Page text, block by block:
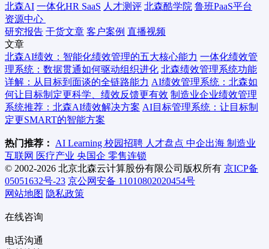
北森AI 一体化HR SaaS 人才测评 北森酷学院 鲁班PaaS平台
资源中心
研究报告 干货文章 客户案例 直播视频
文章
北森AI绩效：智能化绩效管理的五大核心能力 一体化绩效管
理系统：数据贯通如何驱动组织进化 北森绩效管理系统功能
详解：从目标到面谈的全链路能力 AI绩效管理系统：北森如
何让目标制定更科学、绩效反馈更有效 制造业企业绩效管理
系统推荐：北森AI绩效解决方案 AI目标管理系统：让目标制
定更SMART的智能方案
热门推荐： AI Learning 校园招聘 人才盘点 中企出海 制造业
互联网 医疗产业 央国企 零售连锁
© 2002-2026 北京北森云计算股份有限公司版权所有 京ICP备
05051632号-23 京公网安备 11010802020454号
网站地图 隐私政策
在线咨询
电话沟通